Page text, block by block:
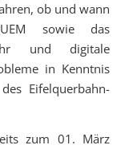
ob und wann
sowie das
und digitale
in Kenntnis
Eifelquerbahn-
zum 01. März